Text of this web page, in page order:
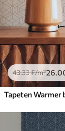
43.33₣/m²26